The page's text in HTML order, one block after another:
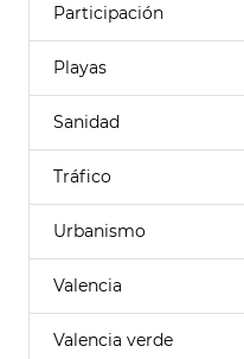
Participación
Playas
Sanidad
Tráfico
Urbanismo
Valencia
Valencia verde